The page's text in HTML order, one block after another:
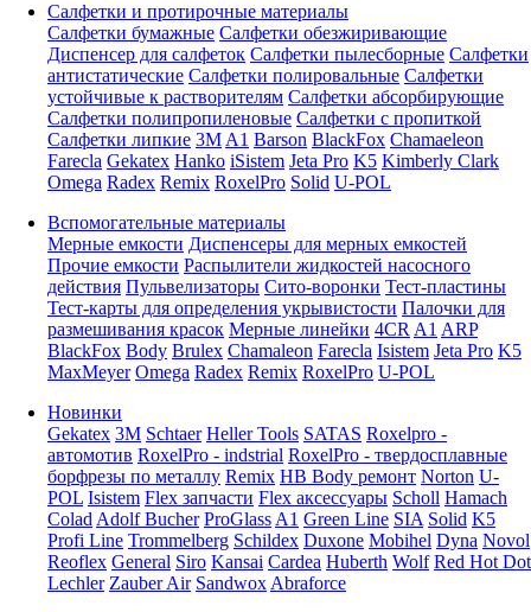
Салфетки и протирочные материалы
Салфетки бумажные Салфетки обезжиривающие
Диспенсер для салфеток Салфетки пылесборные Салфетки
антистатические Салфетки полировальные Салфетки
устойчивые к растворителям Салфетки абсорбирующие
Салфетки полипропиленовые Салфетки с пропиткой
Салфетки липкие 3M A1 Barson BlackFox Chamaeleon
Farecla Gekatex Hanko iSistem Jeta Pro K5 Kimberly Clark
Omega Radex Remix RoxelPro Solid U-POL
Вспомогательные материалы
Мерные емкости Диспенсеры для мерных емкостей
Прочие емкости Распылители жидкостей насосного
действия Пульвелизаторы Сито-воронки Тест-пластины
Тест-карты для определения укрывистости Палочки для
размешивания красок Мерные линейки 4CR A1 ARP
BlackFox Body Brulex Chamaleon Farecla Isistem Jeta Pro K5
MaxMeyer Omega Radex Remix RoxelPro U-POL
Новинки
Gekatex 3M Schtaer Heller Tools SATAS Roxelpro -
автомотив RoxelPro - indstrial RoxelPro - твердосплавные
борфрезы по металлу Remix HB Body ремонт Norton U-
POL Isistem Flex запчасти Flex аксессуары Scholl Hamach
Colad Adolf Bucher ProGlass A1 Green Line SIA Solid K5
Profi Line Trommelberg Schildex Duxone Mobihel Dyna Novol
Reoflex General Siro Kansai Cardea Huberth Wolf Red Hot Dot
Lechler Zauber Air Sandwox Abraforce